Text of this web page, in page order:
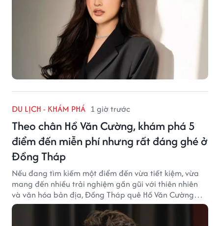
DU LỊCH - KHÁM PHÁ 1 giờ trước
Theo chân Hồ Văn Cường, khám phá 5
điểm đến miễn phí nhưng rất đáng ghé ở
Đồng Tháp
Nếu đang tìm kiếm một điểm đến vừa tiết kiệm, vừa
mang đến nhiều trải nghiệm gần gũi với thiên nhiên
và văn hóa bản địa, Đồng Tháp quê Hồ Văn Cường
chắc chắn là lựa chọn đáng cân nhắc.